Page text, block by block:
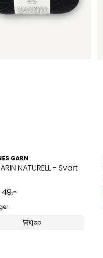
GARN
NATURELL - Svart
49,-
Kjøp